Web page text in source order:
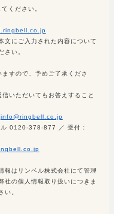
ください。
文にご入力された内容について
さい。
すので、予めご了承くださ
いただいてもお答えすること
info@ringbell.co.jp
ル 0120-378-877 ／ 受付：
報はリンベル株式会社にて管理
社の個人情報取り扱いにつきま
い。